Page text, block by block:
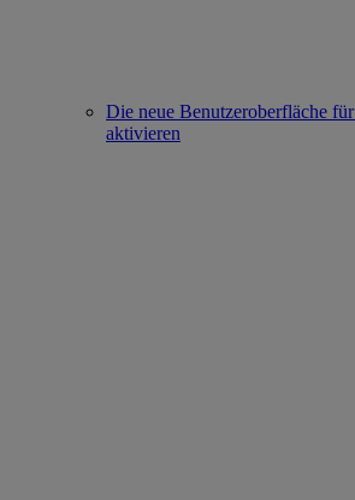
Die neue Benutzeroberfläche
aktivieren